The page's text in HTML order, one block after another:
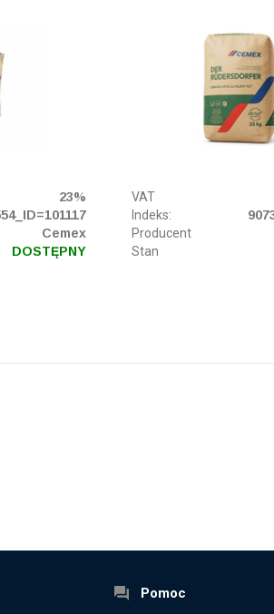
23%
Cemex
DOSTĘPNY
VAT
Indeks:
Producent
Stan
Pomoc